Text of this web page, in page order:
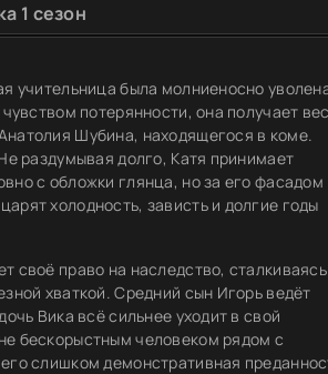
1 сезон
учительница была молниеносно
потерянности, она получает
Шубина, находящегося в коме.
раздумывая долго, Катя принимает
с обложки глянца, но за его фасадом
холодность, зависть и долгие годы
право на наследство, сталкиваясь
хваткой. Средний сын Игорь ведёт
Вика всё сильнее уходит в свой
бескорыстным человеком рядом с
слишком демонстративная